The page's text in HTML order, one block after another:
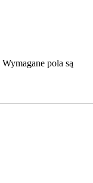
Wymagane pola są